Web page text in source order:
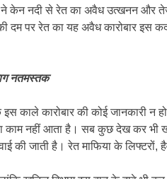
ने केन नदी से रेत का अवैध उत्खनन और
दम पर रेत का यह अवैध कारोबार
नतमस्तक
काले कारोबार की कोई जानकारी
काम नहीं आता है। सब कुछ देख कर भी
की जाती है। रेत माफिया के लिफ्टरों,